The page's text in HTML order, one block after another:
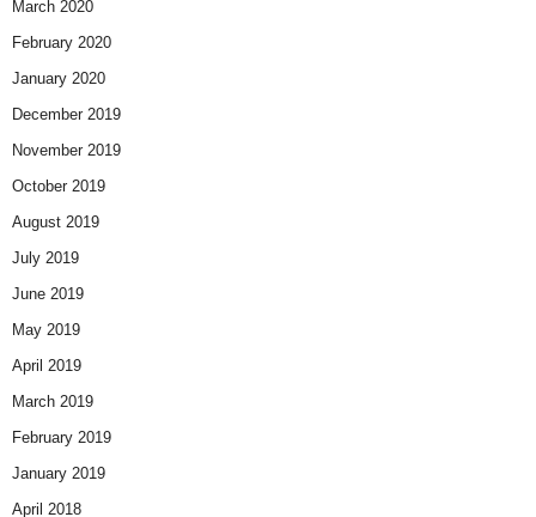
March 2020
February 2020
January 2020
December 2019
November 2019
October 2019
August 2019
July 2019
June 2019
May 2019
April 2019
March 2019
February 2019
January 2019
April 2018